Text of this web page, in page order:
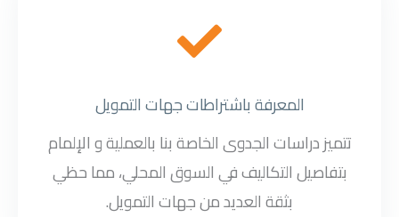
المعرفة باشتراطات جهات التمويل
تتميز دراسات الجدوى الخاصة بنا بالعملية و الإلمام
بتفاصيل التكاليف في السوق المحلي، مما حظي
بثقة العديد من جهات التمويل.